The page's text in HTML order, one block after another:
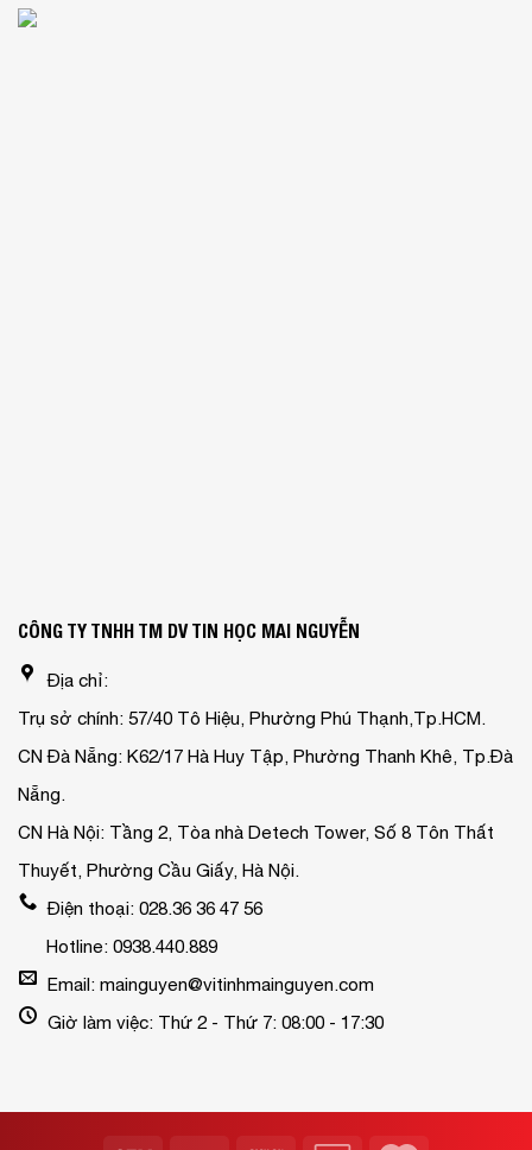
CÔNG TY TNHH TM DV TIN HỌC MAI NGUYỄN
Địa chỉ:
Trụ sở chính: 57/40 Tô Hiệu, Phường Phú Thạnh,Tp.HCM.
CN Đà Nẵng: K62/17 Hà Huy Tập, Phường Thanh Khê, Tp.Đà
Nẵng.
CN Hà Nội: Tầng 2, Tòa nhà Detech Tower, Số 8 Tôn Thất
Thuyết, Phường Cầu Giấy, Hà Nội.
Điện thoại: 028.36 36 47 56
Hotline: 0938.440.889
Email: mainguyen@vitinhmainguyen.com
Giờ làm việc: Thứ 2 - Thứ 7: 08:00 - 17:30